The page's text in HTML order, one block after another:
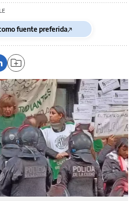
fuente preferida